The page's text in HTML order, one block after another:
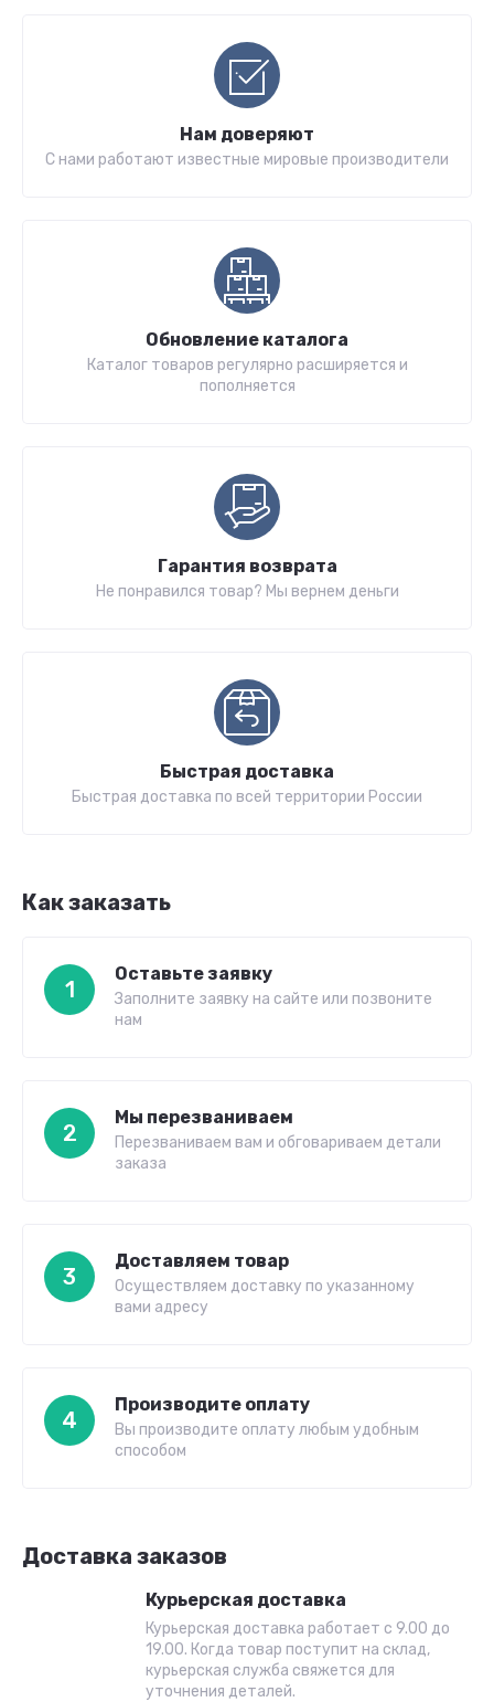
Нам доверяют
С нами работают известные мировые производители
Обновление каталога
Каталог товаров регулярно расширяется и
пополняется
Гарантия возврата
Не понравился товар? Мы вернем деньги
Быстрая доставка
Быстрая доставка по всей территории России
Как заказать
1
Оставьте заявку
Заполните заявку на сайте или позвоните
нам
2
Мы перезваниваем
Перезваниваем вам и обговариваем детали
заказа
3
Доставляем товар
Осуществляем доставку по указанному
вами адресу
4
Производите оплату
Вы производите оплату любым удобным
способом
Доставка заказов
Курьерская доставка
Курьерская доставка работает с 9.00 до
19.00. Когда товар поступит на склад,
курьерская служба свяжется для
уточнения деталей.